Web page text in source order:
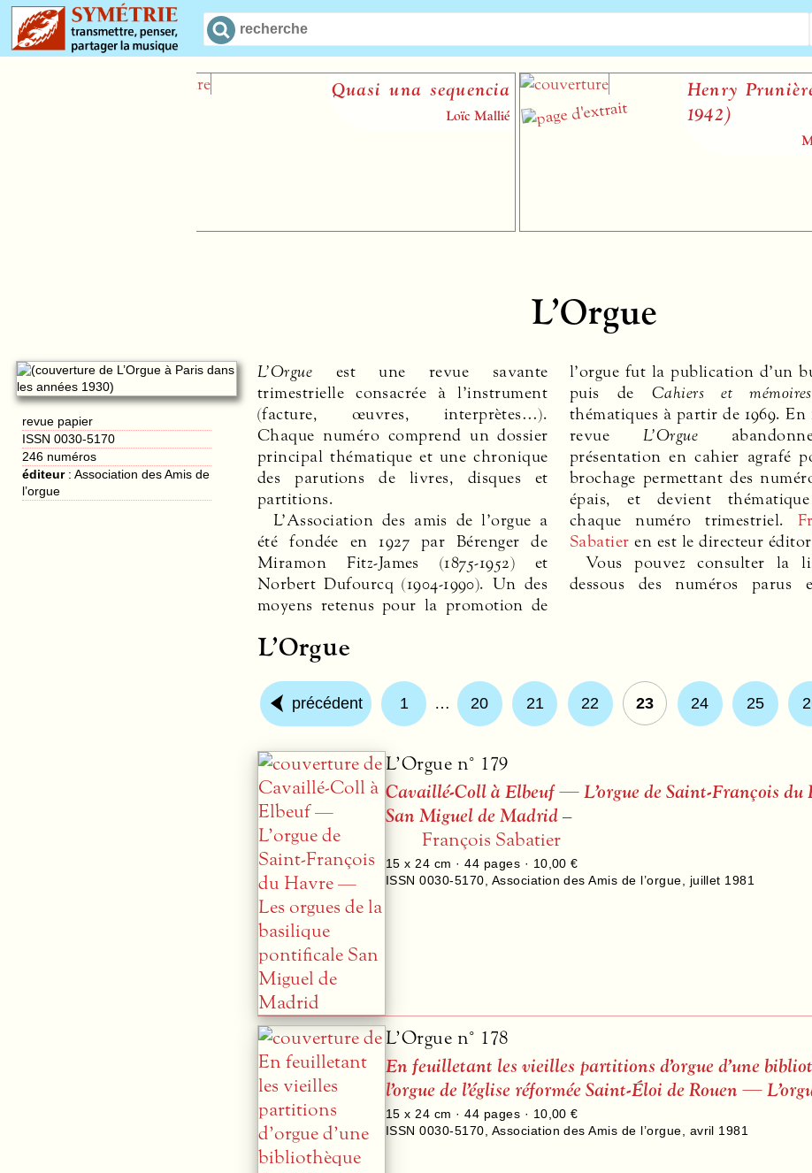
Quasi una sequencia
Henry Prunières (1886-
1942)
L’Orgue
revue papier
ISSN 0030-5170
246 numéros
éditeur:Association des Amis de
l’orgue
L’Orgue est une revue savante
trimestrielle consacrée à l’instrument
(facture, œuvres, interprètes…).
Chaque numéro comprend un dossier
principal thématique et une chronique
des parutions de livres, disques et
partitions.
L’Association des amis de l’orgue a
été fondée en 1927 par Bérenger de
Miramon Fitz-James (1875-1952) et
Norbert Dufourcq (1904-1990). Un des
moyens retenus pour la promotion de
l’orgue fut la publication d’un
puis de Cahiers et mémoires
thématiques à partir de 1969. En
revue L’Orgue
présentation en cahier agrafé
brochage permettant des
épais, et devient
chaque numéro trimestriel.
Sabatier en est le directeur
Vous pouvez consulter la
dessous des numéros parus
L’Orgue
précédent 1 … 20 21 22 23 24 25
L’Orgue n° 179
Cavaillé-Coll à Elbeuf — L’orgue de Saint-François
San Miguel de Madrid–
François Sabatier
15 x 24 cm ·44 pages · 10,00 €
ISSN 0030-5170 Association des Amis de l’orgue juillet 1981
L’Orgue n° 178
En feuilletant les vieilles partitions d’orgue d’une
l’orgue de l’église réformée Saint-Éloi de Rouen —
15 x 24 cm ·44 pages · 10,00 €
ISSN 0030-5170 Association des Amis de l’orgue avril 1981